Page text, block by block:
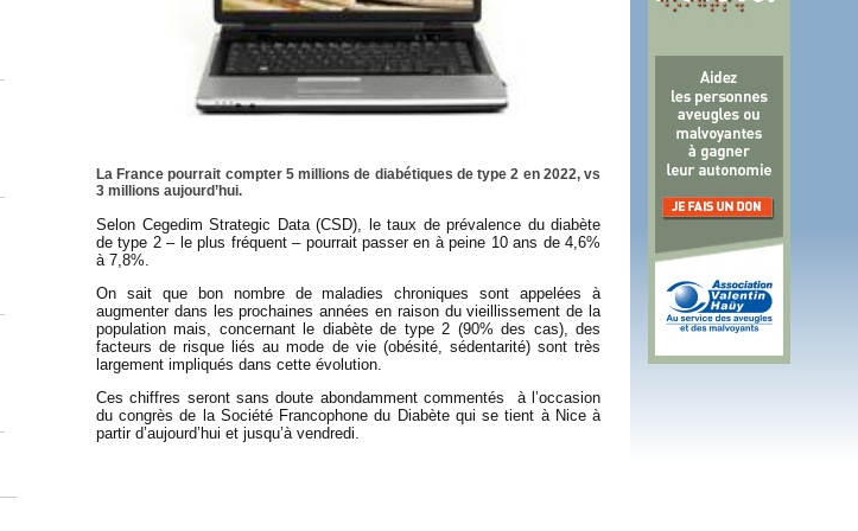
Soins palliatifs: 40 millions de plus en 2016
La journée mondiale des soins palliatifs n'a pas été inutile
La France pourrait compter 5 millions de diabétiques de type 2 en 2022, vs
3 millions aujourd’hui.
Selon Cegedim Strategic Data (CSD), le taux de prévalence du diabète
de type 2 – le plus fréquent – pourrait passer en à peine 10 ans de 4,6%
à 7,8%.
On sait que bon nombre de maladies chroniques sont appelées à
augmenter dans les prochaines années en raison du vieillissement de la
population mais, concernant le diabète de type 2 (90% des cas), des
facteurs de risque liés au mode de vie (obésité, sédentarité) sont très
largement impliqués dans cette évolution.
Ces chiffres seront sans doute abondamment commentés
à l’occasion
du congrès de la Société Francophone du Diabète qui se tient à Nice à
partir d’aujourd’hui et jusqu’à vendredi.